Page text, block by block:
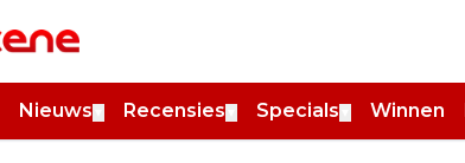
Nieuws Recensies Specials Winnen